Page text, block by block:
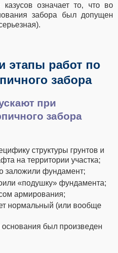
означает то, что во
забора был допущен
этапы работ по
забора
при
забора
структуры грунтов и
на территории участка;
заложили фундамент;
«подушку» фундамента;
армирования;
нормальный (или вообще
основания был произведен